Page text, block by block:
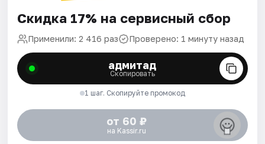
Скидка 17% на сервисный сбор
Применили: 2 416 раз Проверено: 1 минуту назад
адмитад
Скопировать
1 шаг. Скопируйте промокод
от 60 ₽
на Kassir.ru